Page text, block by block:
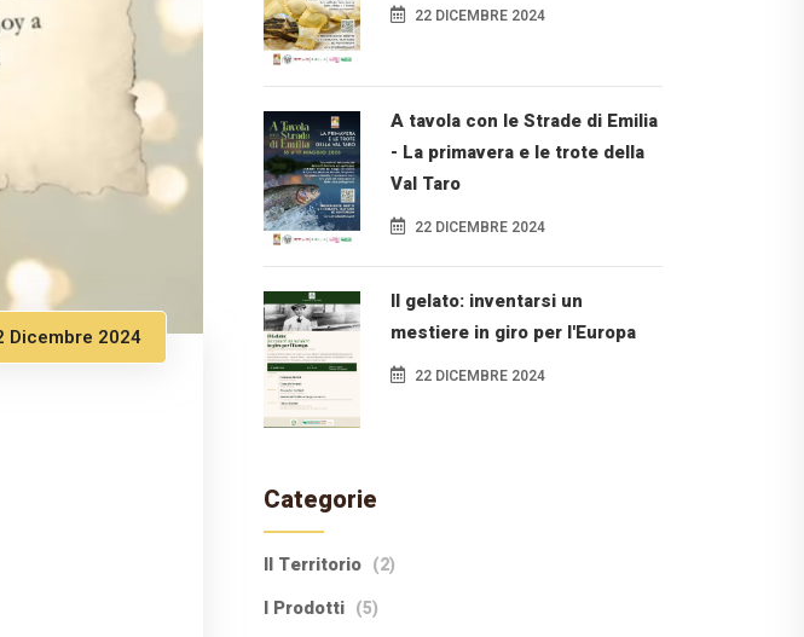
Dicembre 2024
22 DICEMBRE 2024
A tavola con le Strade di Emilia
- La primavera e le trote della
Val Taro
22 DICEMBRE 2024
Il gelato: inventarsi un
mestiere in giro per l'Europa
22 DICEMBRE 2024
Categorie
Il Territorio (2)
I Prodotti (5)